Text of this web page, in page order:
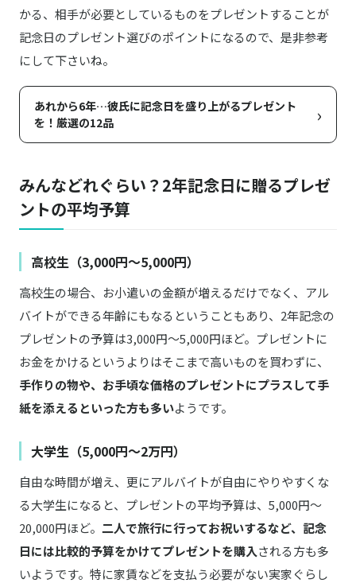
かる、相手が必要としているものをプレゼントすることが
記念日のプレゼント選びのポイントになるので、是非参考
にして下さいね。
あれから6年…彼氏に記念日を盛り上がるプレゼント
を！厳選の12品
›
みんなどれぐらい？2年記念日に贈るプレゼ
ントの平均予算
高校生（3,000円〜5,000円）
高校生の場合、お小遣いの金額が増えるだけでなく、アル
バイトができる年齢にもなるということもあり、2年記念の
プレゼントの予算は3,000円〜5,000円ほど。プレゼントに
お金をかけるというよりはそこまで高いものを買わずに、
手作りの物や、お手頃な価格のプレゼントにプラスして手
紙を添えるといった方も多いようです。
大学生（5,000円〜2万円）
自由な時間が増え、更にアルバイトが自由にやりやすくな
る大学生になると、プレゼントの平均予算は、5,000円〜
20,000円ほど。 二人で旅行に行ってお祝いするなど、記念
日には比較的予算をかけてプレゼントを購入される方も多
いようです。特に家賃などを支払う必要がない実家ぐらし